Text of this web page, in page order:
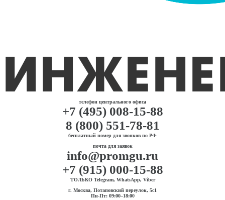
телефон центрального офиса
+7 (495) 008-15-88
8 (800) 551-78-81
бесплатный номер для звонков по РФ
почта для заявок
info@promgu.ru
+7 (915) 000-15-88
ТОЛЬКО Telegram, WhatsApp, Viber
г. Москва, Потаповский переулок, 5с1
Пн-Пт: 09:00–18:00